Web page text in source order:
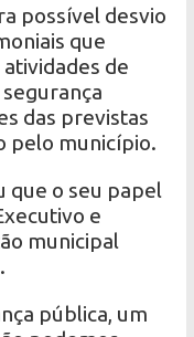
possível desvio
que
de
das previstas
pelo município.
que o seu papel
e
municipal
pública, um